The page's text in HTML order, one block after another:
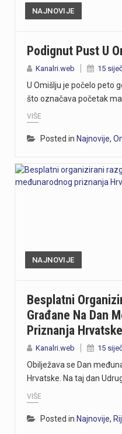
NAJNOVIJE
Podignut Pust U
Kanalri.web 15
U Omišlju je počelo peto
što označava početak
VIŠE
Posted in Najnovije,
NAJNOVIJE
Besplatni
Građane Na Dan
Priznanja Hrvatske
Kanalri.web 15
Obilježava se Dan
Hrvatske. Na taj dan
VIŠE
Posted in Najnovije,